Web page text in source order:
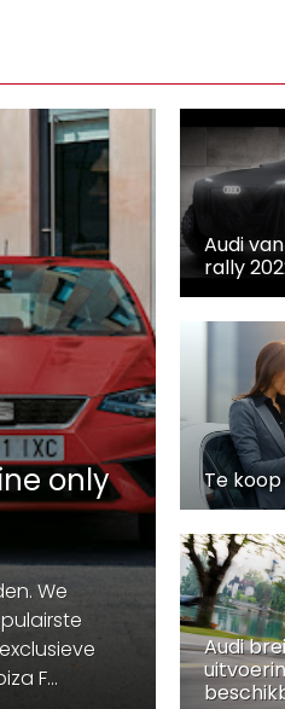
only
We
F...
Audi
rally
Te koop
Audi